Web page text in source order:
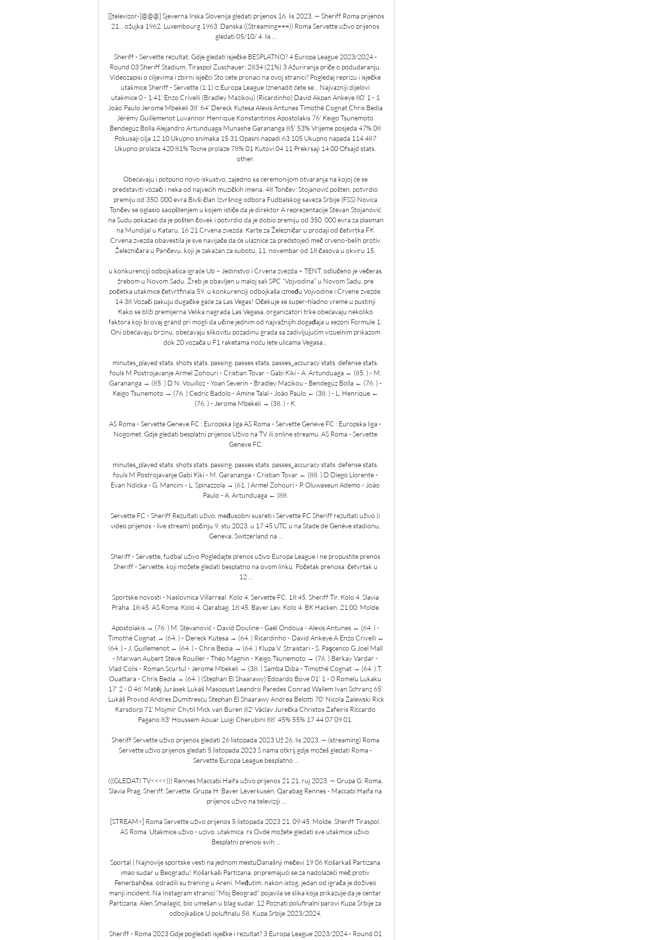
[[televizor-]@@@] Sjeverna Irska Slovenija gledati prijenos 16. lis 2023. — Sheriff Roma prijenos
21... ožujka 1962. Luxembourg 1963. Danska ((Streaming===)) Roma Servette uživo prijenos
gledati 05/10/ 4. lis ...
Sheriff - Servette rezultat. Gdje gledati isječke BESPLATNO? 4 Europa League 2023/2024 -
Round 03 Sheriff Stadium, Tiraspol Zuschauer: 2834 (21%) 3 Ažuriranja priče o podudaranju,
Videozapisi o ciljevima i zbirni isječci Sto cete pronaci na ovoj stranici? Pogledaj reprizu i isječke
utakmice Sheriff - Servette (1:1) iz Europa League Iznenadit ćete se... Najvazniji dijelovi
utakmice 0 - 1 41' Enzo Crivelli (Bradley Mazikou) (Ricardinho) David Akpan Ankeye 80' 1 - 1
João Paulo Jerome Mbekeli 38' 64' Dereck Kutesa Alexis Antunes Timothé Cognat Chris Bedia
Jérémy Guillemenot Luvannor Henrique Konstantinos Apostolakis 76' Keigo Tsunemoto
Bendegúz Bolla Alejandro Artunduaga Munashe Garananga 85' 53% Vrijeme posjeda 47% 08
Pokusaji cilja 12 10 Ukupno snimaka 15 31 Opasni napadi 63 105 Ukupno napada 114 487
Ukupno prolaza 420 81% Tocne prolaze 78% 01 Kutovi 04 11 Prekrsaji 14 00 Ofsajd stats.
other.
Obećavaju i potpuno novo iskustvo, zajedno sa ceremonijom otvaranja na kojoj će se
predstaviti vozači i neka od najvećih muzičkih imena. 48 Tončev: Stojanović pošten, potvrdio
premiju od 350. 000 evra Bivši član Izvršnog odbora Fudbalskog saveza Srbije (FSS) Novica
Tončev se oglasio saopštenjem u kojem ističe da je direktor A reprezentacije Stevan Stojanović
na Sudu pokazao da je pošten čovek i potvrdio da je dobio premiju od 350. 000 evra za plasman
na Mundijal u Kataru. 16 21 Crvena zvezda: Karte za Železničar u prodaji od četvrtka FK
Crvena zvezda obavestila je sve navijače da će ulaznice za predstojeći meč crveno-belih protiv
Železničara u Pančevu, koji je zakazan za subotu, 11. novembar od 18 časova u okviru 15.
u konkurenciji odbojkašica igraće Ub – Jedinstvo i Crvena zvezda – TENT, odlučeno je večeras
žrebom u Novom Sadu. Žreb je obavljen u maloj sali SPC “Vojvodina” u Novom Sadu, pre
početka utakmice četvrtfinala 59. u konkurenciji odbojkaša između Vojvodine i Crvene zvezde.
14 38 Vozači pakuju dugačke gaće za Las Vegas! Očekuje se super-hladno vreme u pustinji
Kako se bliži premijerna Velika nagrada Las Vegasa, organizatori trke obećavaju nekoliko
faktora koji bi ovaj grand pri mogli da učine jednim od najvažnijih događaja u sezoni Formule 1.
Oni obećavaju brzinu, obećavaju slikovitu pozadinu grada sa zadivljujućim vizuelnim prikazom
dok 20 vozača u F1 raketama noću lete ulicama Vegasa...
minutes_played stats. shots stats. passing. passes stats. passes_accuracy stats. defense stats.
fouls M Postrojavanje Armel Zohouri - Cristian Tovar - Gabi Kiki - A. Artunduaga ← (85. ) - M.
Garananga → (85. ) D N. Vouilloz - Yoan Severin - Bradley Mazikou - Bendegúz Bolla ← (76. ) -
Keigo Tsunemoto → (76. ) Cedric Badolo - Amine Talal - João Paulo ← (38. ) - L. Henrique ←
(76. ) - Jerome Mbekeli → (38. ) - K.
AS Roma - Servette Geneve FC : Europska liga AS Roma - Servette Geneve FC : Europska liga -
Nogomet. Gdje gledati besplatni prijenos Uživo na TV ili online streamu. AS Roma - Servette
Geneve FC.
minutes_played stats. shots stats. passing. passes stats. passes_accuracy stats. defense stats.
fouls M Postrojavanje Gabi Kiki - M. Garananga - Cristian Tovar ← (88. ) D Diego Llorente -
Evan Ndicka - G. Mancini - L. Spinazzola → (61. ) Armel Zohouri - P. Oluwaseun Ademo - João
Paulo - A. Artunduaga ← (88.
Servette FC - Sheriff Rezultati uživo, međusobni susreti i Servette FC Sheriff rezultati uživo (i
video prijenos - live stream) počinju 9. stu 2023. u 17:45 UTC u na Stade de Genéve stadionu,
Geneva, Switzerland na ...
Sheriff - Servette, fudbal uživo Pogledajte prenos uživo Europa League i ne propustite prenos
Sheriff - Servette, koji možete gledati besplatno na ovom linku. Početak prenosa: četvrtak u
12 ...
Sportske novosti - Naslovnica Villarreal. Kolo 4. Servette FC. 18:45. Sheriff Tir. Kolo 4. Slavia
Praha. 18:45. AS Roma. Kolo 4. Qarabag. 18:45. Bayer Lev. Kolo 4. BK Hacken. 21:00. Molde.
Apostolakis → (76. ) M. Stevanović - David Douline - Gaël Ondoua - Alexis Antunes ← (64. ) -
Timothé Cognat → (64. ) - Dereck Kutesa → (64. ) Ricardinho - David Ankeye A Enzo Crivelli ←
(64. ) - J. Guillemenot ← (64. ) - Chris Bedia → (64. ) Klupa V. Straistari - S. Paşcenco G Joel Mall
- Marwan Aubert Steve Rouiller - Théo Magnin - Keigo Tsunemoto → (76. ) Berkay Vardar -
Vlad Colis - Roman Scurtul - Jerome Mbekeli → (38. ) Samba Diba - Timothé Cognat → (64. ) T.
Ouattara - Chris Bedia → (64. ) (Stephan El Shaarawy) Edoardo Bove 01' 1 - 0 Romelu Lukaku
17' 2 - 0 46' Matěj Jurásek Lukáš Masopust Leandro Paredes Conrad Wallem Ivan Schranz 65'
Lukáš Provod Andres Dumitrescu Stephan El Shaarawy Andrea Belotti 70' Nicola Zalewski Rick
Karsdorp 71' Mojmir Chytil Mick van Buren 82' Václav Jurečka Christos Zafeiris Riccardo
Pagano 83' Houssem Aouar Luigi Cherubini 88' 45% 55% 17 44 07 09 01.
Sheriff Servette uživo prijenos gledati 26 listopada 2023 Už 26. lis 2023. — (streaming) Roma
Servette uživo prijenos gledati 5 listopada 2023 S nama otkrij gdje možeš gledati Roma -
Servette Europa League besplatno ...
(((GLEDATI TV<<<<))) Rennes Maccabi Haifa uživo prijenos 21 21. ruj 2023. — Grupa G: Roma,
Slavia Prag, Sheriff, Servette. Grupa H: Bayer Leverkusen, Qarabag Rennes - Maccabi Haifa na
prijenos uživo na televiziji ...
[STREAM>] Roma Servette uživo prijenos 5 listopada 2023 21. 09:45. Molde. Sheriff Tiraspol.
AS Roma. Utakmice uživo - uzivo. utakmica. rs Ovde možete gledati sve utakmice uživo.
Besplatni prenosi svih ...
Sportal | Najnovije sportske vesti na jednom mestuDanašnji mečevi 19 06 Košarkaš Partizana
imao sudar u Beogradu! Košarkaši Partizana, pripremajući se za nadolazeći meč protiv
Fenerbahčea, odradili su trening u Areni. Međutim, nakon istog, jedan od igrača je doživeo
manji incident. Na Instagram stranici "Moj Beograd" pojavila se slika koja prikazuje da je centar
Partizana, Alen Smailagić, bio umešan u blag sudar. 12 Poznati polufinalni parovi Kupa Srbije za
odbojkašice U polufinalu 58. Kupa Srbije 2023/2024.
Sheriff - Roma 2023 Gdje pogledati isječke i rezultat? 3 Europa League 2023/2024 - Round 01